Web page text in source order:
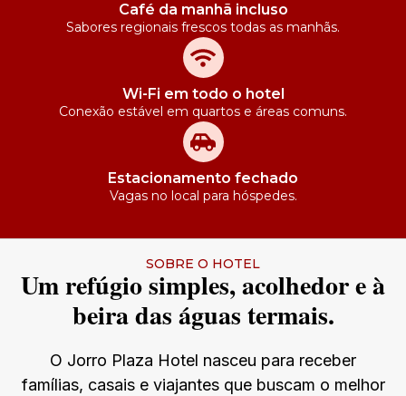
Café da manhã incluso
Sabores regionais frescos todas as manhãs.
Wi-Fi em todo o hotel
Conexão estável em quartos e áreas comuns.
Estacionamento fechado
Vagas no local para hóspedes.
SOBRE O HOTEL
Um refúgio simples, acolhedor e à
beira das águas termais.
O Jorro Plaza Hotel nasceu para receber
famílias, casais e viajantes que buscam o melhor